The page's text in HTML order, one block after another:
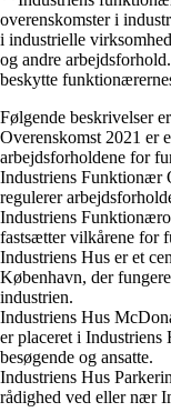
overenskomster i
i industrielle
og andre
beskytte
Følgende beskrivelser
Overenskomst 2021 er
arbejdsforholdene for
Industriens Funktionær
regulerer
Industriens
fastsætter vilkårene for
Industriens Hus er et
København, der
industrien.
Industriens Hus
er placeret i Industriens
besøgende og ansatte.
Industriens Hus
rådighed ved eller nær